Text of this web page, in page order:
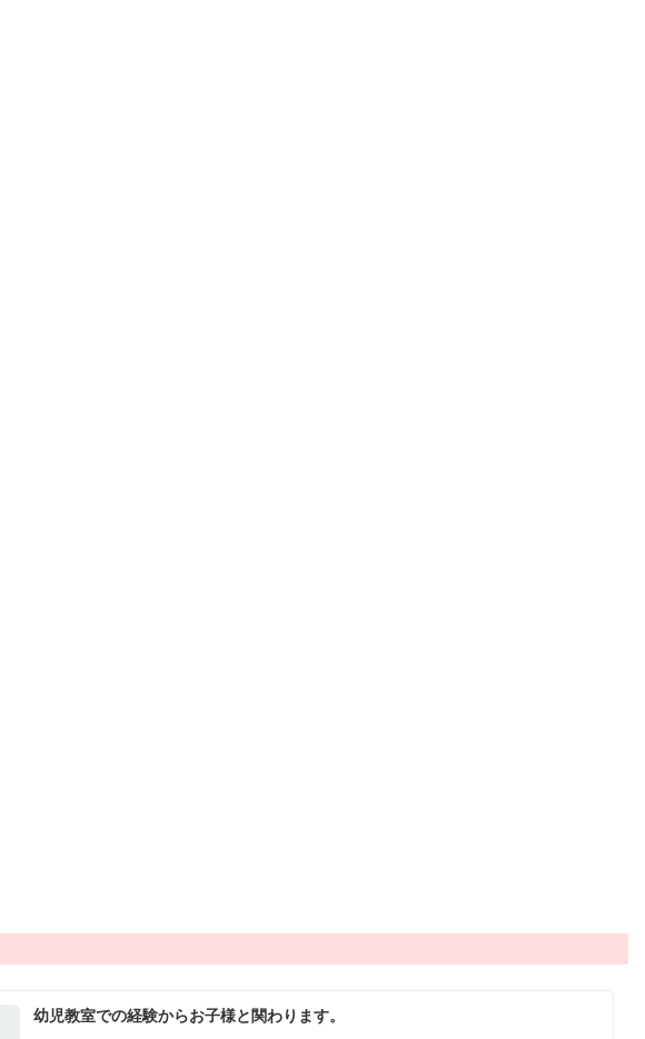
幼児教室での経験からお子様と関わります。